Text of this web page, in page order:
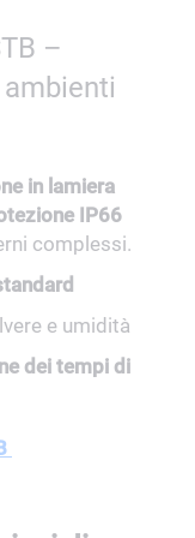
–
in lamiera
IP66
complessi.
e umidità
dei tempi di